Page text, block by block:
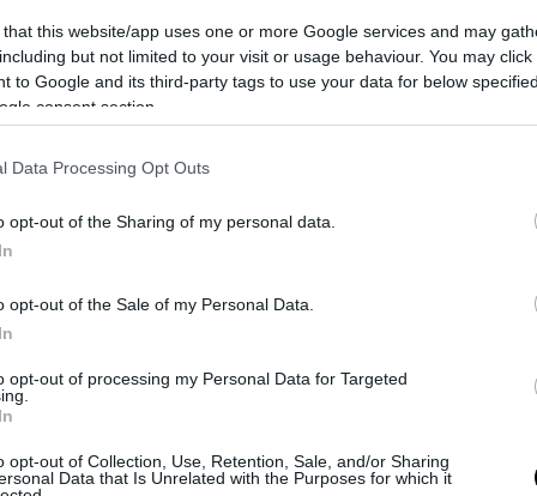
that this website/app uses one or more Google services and may
but not limited to your visit or usage behaviour. You may
to Google and its third-party tags to use your data for below
consent section.
Data Processing Opt Outs
opt-out of the Sharing of my personal data.
opt-out of the Sale of my Personal Data.
opt-out of processing my Personal Data for Targeted
opt-out of Collection, Use, Retention, Sale, and/or Sharing
Data that Is Unrelated with the Purposes for which it
με τις πρώτες αναφορές, υπάρχουν φόβοι
χάσει τη ζωή του.
βάση βρίσκεται περίπου 120 χιλιόμετρα
πλημμύρες και κατολισθήσεις πλήττουν τις
τέσσερις νεκροί (βίντεο)
γίνεται η ενεργοποίησή της
αμελήσεις: Αυτές είναι οι δύο κινήσεις που
στο σπίτι σου πριν φύγεις διακοπές